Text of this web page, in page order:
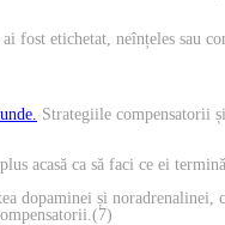
etichetat, neînțeles sau
Strategiile compensatorii
acasă ca să faci ce ei
și noradrenalinei,